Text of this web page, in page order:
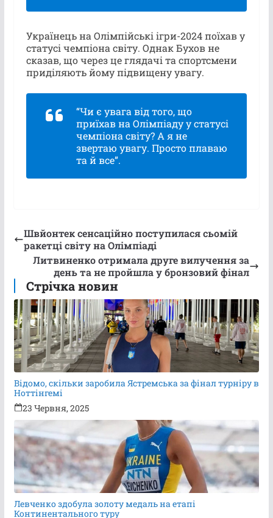
Українець на Олімпійські ігри-2024 поїхав у
статусі чемпіона світу. Однак Бухов не
сказав, що через це глядачі та спортсмени
приділяють йому підвищену увагу.
“Чи є увага від того, що
приїхав на Олімпіаду у статусі
чемпіона світу? А я не
звертаю увагу. Просто плаваю
та й все”.
Швйонтек сенсаційно поступилася сьомій
ракетці світу на Олімпіаді
Литвиненко отримала друге вилучення за
день та не пройшла у бронзовий фінал
Стрічка новин
Відомо, скільки заробила Ястремська за фінал турніру в
Ноттінгемі
23 Червня, 2025
Левченко здобула золоту медаль на етапі
Континентального туру